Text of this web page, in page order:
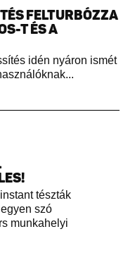
FELTURBÓZZA
T ÉS A
idén nyáron ismét
tészták
szó
munkahelyi